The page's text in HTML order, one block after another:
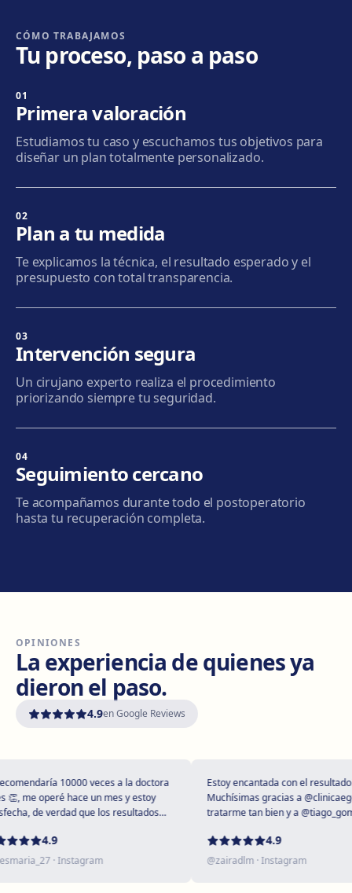
Cómo llegarVer clínica
Plaça de l'Alcalde Xifré, 14, 08912 Badalona
Cómo llegarVer clínica
Sabadell
Cómo llegarVer clínica
Terrassa
Mataró
Via Europa, 58, 08304 Mataró
Granollers
Carrer de Joan Prim, 58, 08402 Granollers
Cómo llegarVer clínica
Vilanova i la Geltrú
Avinguda del Garraf, 69, 08800 Vilanova i la Geltrú
Cómo llegar Ver clínica
Cómo llegarVer clínica
Rambla President Francesc Macià, 10, 43005 Tarragona
CÓMO TRABAJAMOS
Tu proceso, paso a paso
01
Primera valoración
Estudiamos tu caso y escuchamos tus objetivos para
diseñar un plan totalmente personalizado.
02
Plan a tu medida
Te explicamos la técnica, el resultado esperado y el
presupuesto con total transparencia.
03
Intervención segura
Un cirujano experto realiza el procedimiento
priorizando siempre tu seguridad.
04
Seguimiento cercano
Te acompañamos durante todo el postoperatorio
hasta tu recuperación completa.
OPINIONES
La experiencia de quienes ya
dieron el paso.
4.9en Google Reviews
10000 veces a la doctora
me operé hace un mes y estoy
de verdad que los resultados
4.9
· Instagram
Estoy encantada con el resultado!
Muchísimas gracias a @clinicaegos
tratarme tan bien y a
expectativas sin duda ❤️
4.9
zairadlm· Instagram